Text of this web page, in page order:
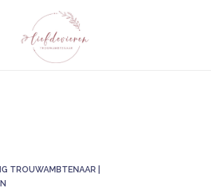
TROUWAMBTENAAR |